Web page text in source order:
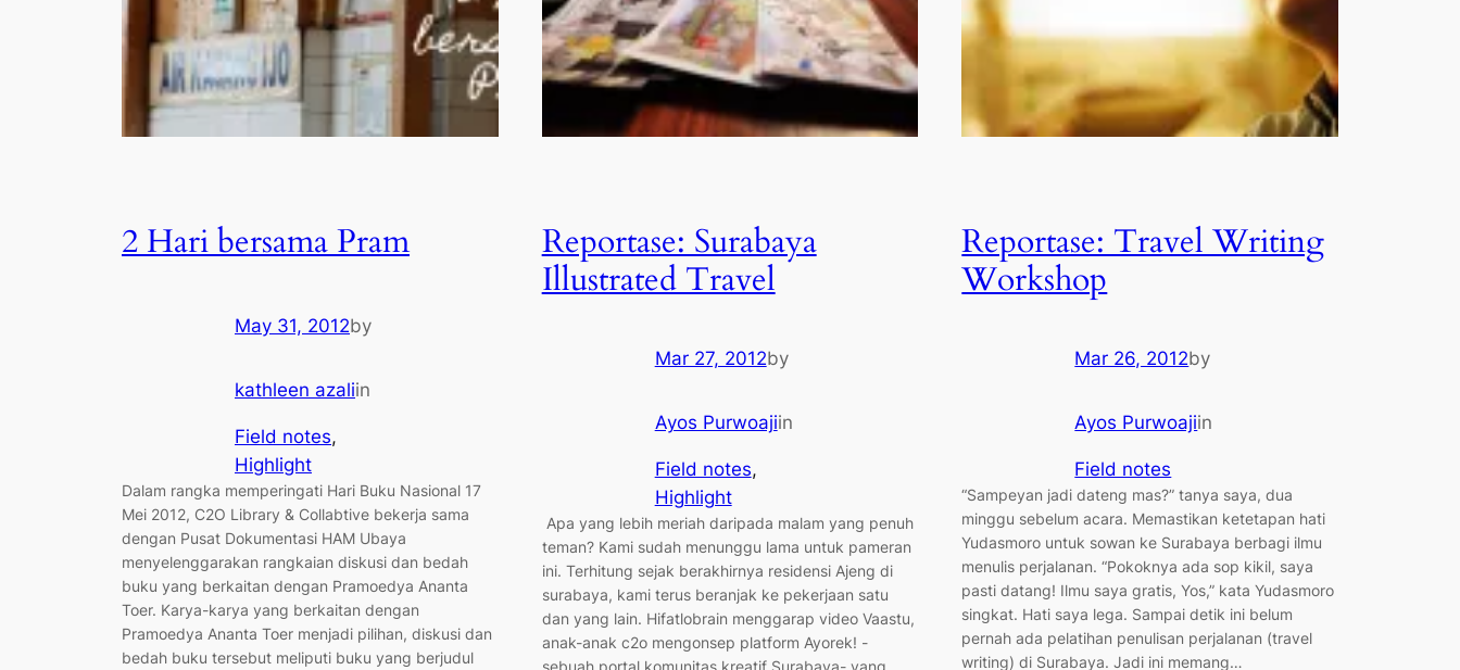
2 Hari bersama Pram
May 31, 2012by
kathleen azaliin
Field notes
Highlight
Dalam rangka memperingati Hari Buku Nasional 17
Mei 2012, C2O Library & Collabtive bekerja sama
dengan Pusat Dokumentasi HAM Ubaya
menyelenggarakan rangkaian diskusi dan bedah
buku yang berkaitan dengan Pramoedya Ananta
Toer. Karya-karya yang berkaitan dengan
Pramoedya Ananta Toer menjadi pilihan, diskusi dan
bedah buku tersebut meliputi buku yang berjudul
Reportase: Surabaya
Illustrated Travel
Mar 27, 2012by
Ayos Purwoajiin
Field notes
Highlight
Apa yang lebih meriah daripada malam yang penuh
teman? Kami sudah menunggu lama untuk pameran
ini. Terhitung sejak berakhirnya residensi Ajeng di
surabaya, kami terus beranjak ke pekerjaan satu
dan yang lain. Hifatlobrain menggarap video Vaastu,
anak-anak c2o mengonsep platform Ayorek! -
Reportase: Travel Writing
Workshop
Mar 26, 2012by
Ayos Purwoajiin
Field notes
“Sampeyan jadi dateng mas?” tanya saya, dua
minggu sebelum acara. Memastikan ketetapan hati
Yudasmoro untuk sowan ke Surabaya berbagi ilmu
menulis perjalanan. “Pokoknya ada sop kikil, saya
pasti datang! Ilmu saya gratis, Yos,” kata Yudasmoro
singkat. Hati saya lega. Sampai detik ini belum
pernah ada pelatihan penulisan perjalanan (travel
writing) di Surabaya. Jadi ini memang…